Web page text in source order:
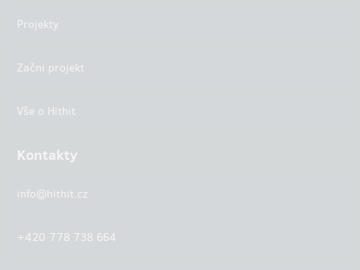
Projekty
Začni projekt
Vše o Hithit
Kontakty
info@hithit.cz
+420 778 738 664